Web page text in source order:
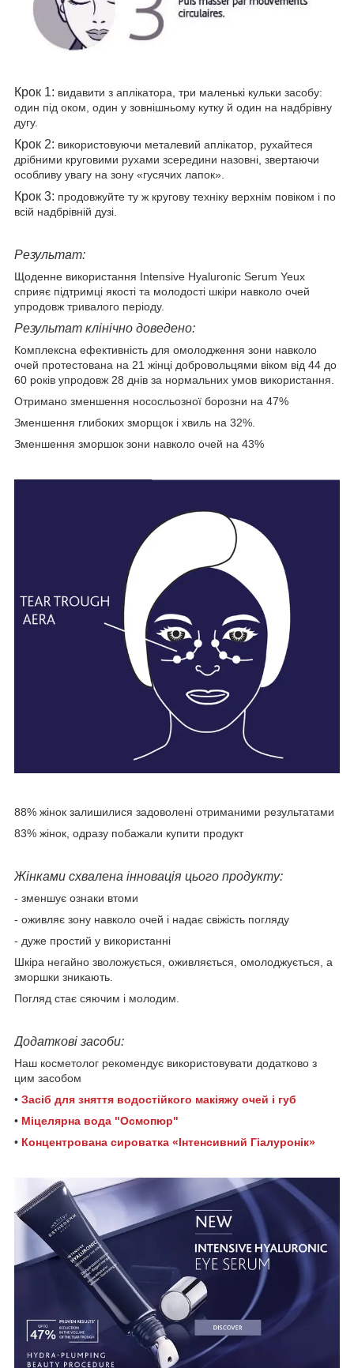
Крок 1: видавити з аплікатора, три маленькі кульки засобу:
один під оком, один у зовнішньому кутку й один на надбрівну
дугу.
Крок 2: використовуючи металевий аплікатор, рухайтеся
дрібними круговими рухами зсередини назовні, звертаючи
особливу увагу на зону «гусячих лапок».
Крок 3: продовжуйте ту ж кругову техніку верхнім повіком і по
всій надбрівній дузі.
Результат:
Щоденне використання Intensive Hyaluronic Serum Yeux
сприяє підтримці якості та молодості шкіри навколо очей
упродовж тривалого періоду.
Результат клінічно доведено:
Комплексна ефективність для омолодження зони навколо
очей протестована на 21 жінці добровольцями віком від 44 до
60 років упродовж 28 днів за нормальних умов використання.
Отримано зменшення нососльозної борозни на 47%
Зменшення глибоких зморщок і хвиль на 32%.
Зменшення зморшок зони навколо очей на 43%
88% жінок залишилися задоволені отриманими результатами
83% жінок, одразу побажали купити продукт
Жінками схвалена інновація цього продукту:
- зменшує ознаки втоми
- оживляє зону навколо очей і надає свіжість погляду
- дуже простий у використанні
Шкіра негайно зволожується, оживляється, омолоджується, а
зморшки зникають.
Погляд стає сяючим і молодим.
Додаткові засоби:
Наш косметолог рекомендує використовувати додатково з
цим засобом
• Засіб для зняття водостійкого макіяжу очей і губ
• Міцелярна вода "Осмопюр"
• Концентрована сироватка «Інтенсивний Гіалуронік»